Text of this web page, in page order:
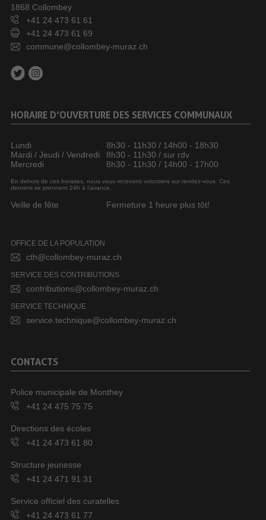
1868 Collombey
+41 24 473 61 61
+41 24 473 61 69
commune@collombey-muraz.ch
HORAIRE D’OUVERTURE DES SERVICES COMMUNAUX
Lundi
8h30 - 11h30 / 14h00 - 18h30
Mardi / Jeudi / Vendredi
8h30 - 11h30 / sur rdv
Mercredi
8h30 - 11h30 / 14h00 - 17h00
En dehors de ces horaires, nous vous recevons volontiers sur rendez-vous. Ces
derniers se prennent 24h à l’avance.
Veille de fête Fermeture 1 heure plus tôt!
OFFICE DE LA POPULATION
cth@collombey-muraz.ch
SERVICE DES CONTRIBUTIONS
contributions@collombey-muraz.ch
SERVICE TECHNIQUE
service.technique@collombey-muraz.ch
CONTACTS
Police municipale de Monthey
+41 24 475 75 75
Directions des écoles
+41 24 473 61 80
Structure jeunesse
+41 24 471 91 31
Service officiel des curatelles
+41 24 473 61 77